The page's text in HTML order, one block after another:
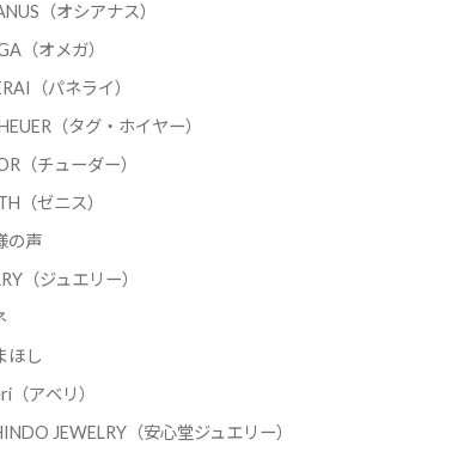
（オシアナス）
（オメガ）
（パネライ）
（タグ・ホイヤー）
（チューダー）
（ゼニス）
の声
（ジュエリー）
ほし
（アベリ）
JEWELRY（安心堂ジュエリー）